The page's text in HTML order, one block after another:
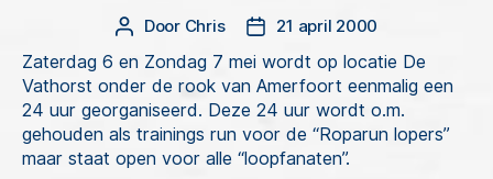
Berichtauteur
Door Chris Berichtdatum
21 april 2000
Zaterdag 6 en Zondag 7 mei wordt op locatie De
Vathorst onder de rook van Amerfoort eenmalig een
24 uur georganiseerd. Deze 24 uur wordt o.m.
gehouden als trainings run voor de “Roparun lopers”
maar staat open voor alle “loopfanaten”.